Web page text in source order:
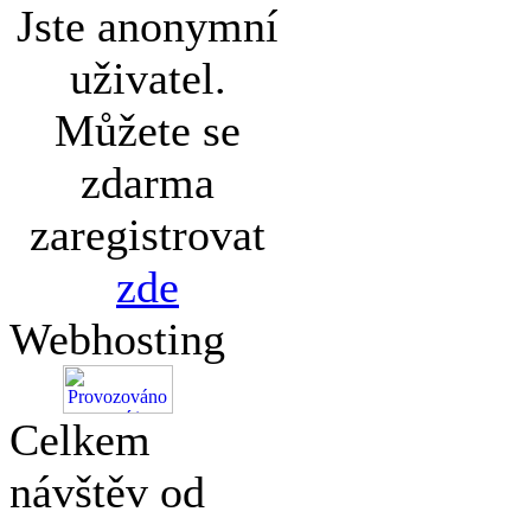
Jste anonymní
uživatel.
Můžete se
zdarma
zaregistrovat
zde
Webhosting
Celkem
návštěv od